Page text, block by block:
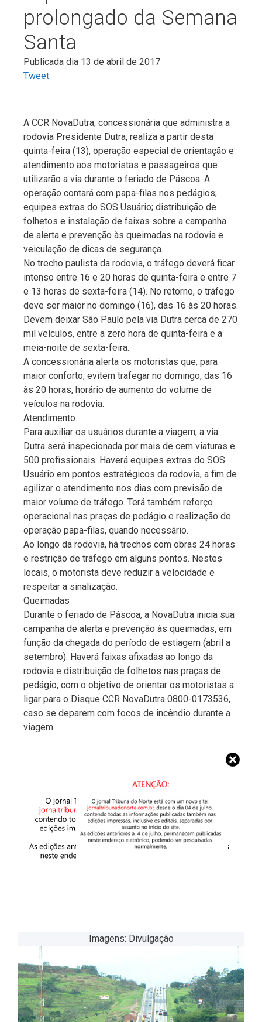
prolongado da Semana
Santa
Publicada dia 13 de abril de 2017
Tweet
A CCR NovaDutra, concessionária que administra a
rodovia Presidente Dutra, realiza a partir desta
quinta-feira (13), operação especial de orientação e
atendimento aos motoristas e passageiros que
utilizarão a via durante o feriado de Páscoa. A
operação contará com papa-filas nos pedágios;
equipes extras do SOS Usuário; distribuição de
folhetos e instalação de faixas sobre a campanha
de alerta e prevenção às queimadas na rodovia e
veiculação de dicas de segurança.
No trecho paulista da rodovia, o tráfego deverá ficar
intenso entre 16 e 20 horas de quinta-feira e entre 7
e 13 horas de sexta-feira (14). No retorno, o tráfego
deve ser maior no domingo (16), das 16 às 20 horas.
Devem deixar São Paulo pela via Dutra cerca de 270
mil veículos, entre a zero hora de quinta-feira e a
meia-noite de sexta-feira.
A concessionária alerta os motoristas que, para
maior conforto, evitem trafegar no domingo, das 16
às 20 horas, horário de aumento do volume de
veículos na rodovia.
Atendimento
Para auxiliar os usuários durante a viagem, a via
Dutra será inspecionada por mais de cem viaturas e
500 profissionais. Haverá equipes extras do SOS
Usuário em pontos estratégicos da rodovia, a fim de
agilizar o atendimento nos dias com previsão de
maior volume de tráfego. Terá também reforço
operacional nas praças de pedágio e realização de
operação papa-filas, quando necessário.
Ao longo da rodovia, há trechos com obras 24 horas
e restrição de tráfego em alguns pontos. Nestes
locais, o motorista deve reduzir a velocidade e
respeitar a sinalização.
Queimadas
Durante o feriado de Páscoa, a NovaDutra inicia sua
campanha de alerta e prevenção às queimadas, em
função da chegada do período de estiagem (abril a
setembro). Haverá faixas afixadas ao longo da
rodovia e distribuição de folhetos nas praças de
pedágio, com o objetivo de orientar os motoristas a
ligar para o Disque CCR NovaDutra 0800-0173536,
caso se deparem com focos de incêndio durante a
viagem.
Imagens: Divulgação